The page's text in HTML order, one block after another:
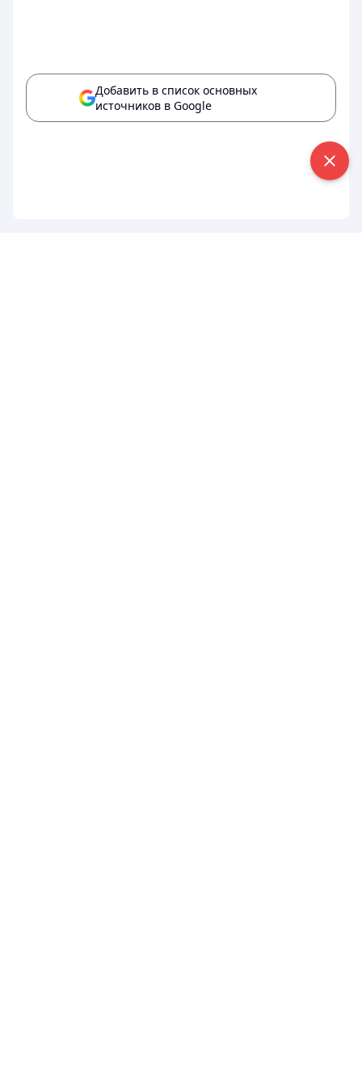
Добавить в список основных
источников в Google